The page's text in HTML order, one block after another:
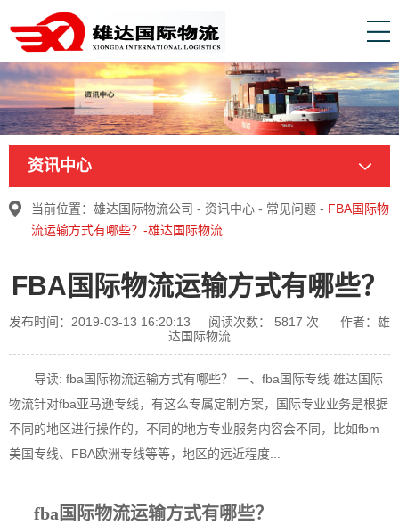
资讯中心
当前位置： 雄达国际物流公司 - 资讯中心 - 常见问题 - FBA国际物
流运输方式有哪些？-雄达国际物流
FBA国际物流运输方式有哪些？
发布时间：2019-03-13 16:20:13 阅读次数： 5817 次
作者：雄
达国际物流
导读: fba国际物流运输方式有哪些？ 一、fba国际专线 雄达国际
物流针对fba亚马逊专线，有这么专属定制方案，国际专业业务是根据
不同的地区进行操作的，不同的地方专业服务内容会不同，比如fbm
美国专线、FBA欧洲专线等等，地区的远近程度...
fba 国际物流运输方式有哪些？